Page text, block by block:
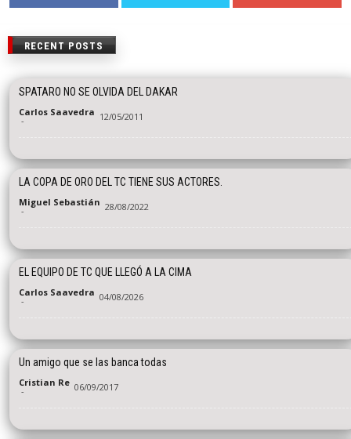
RECENT POSTS
SPATARO NO SE OLVIDA DEL DAKAR
Carlos Saavedra
- 12/05/2011
LA COPA DE ORO DEL TC TIENE SUS ACTORES.
Miguel Sebastián
- 28/08/2022
EL EQUIPO DE TC QUE LLEGÓ A LA CIMA
Carlos Saavedra
- 04/08/2026
Un amigo que se las banca todas
Cristian Re
- 06/09/2017